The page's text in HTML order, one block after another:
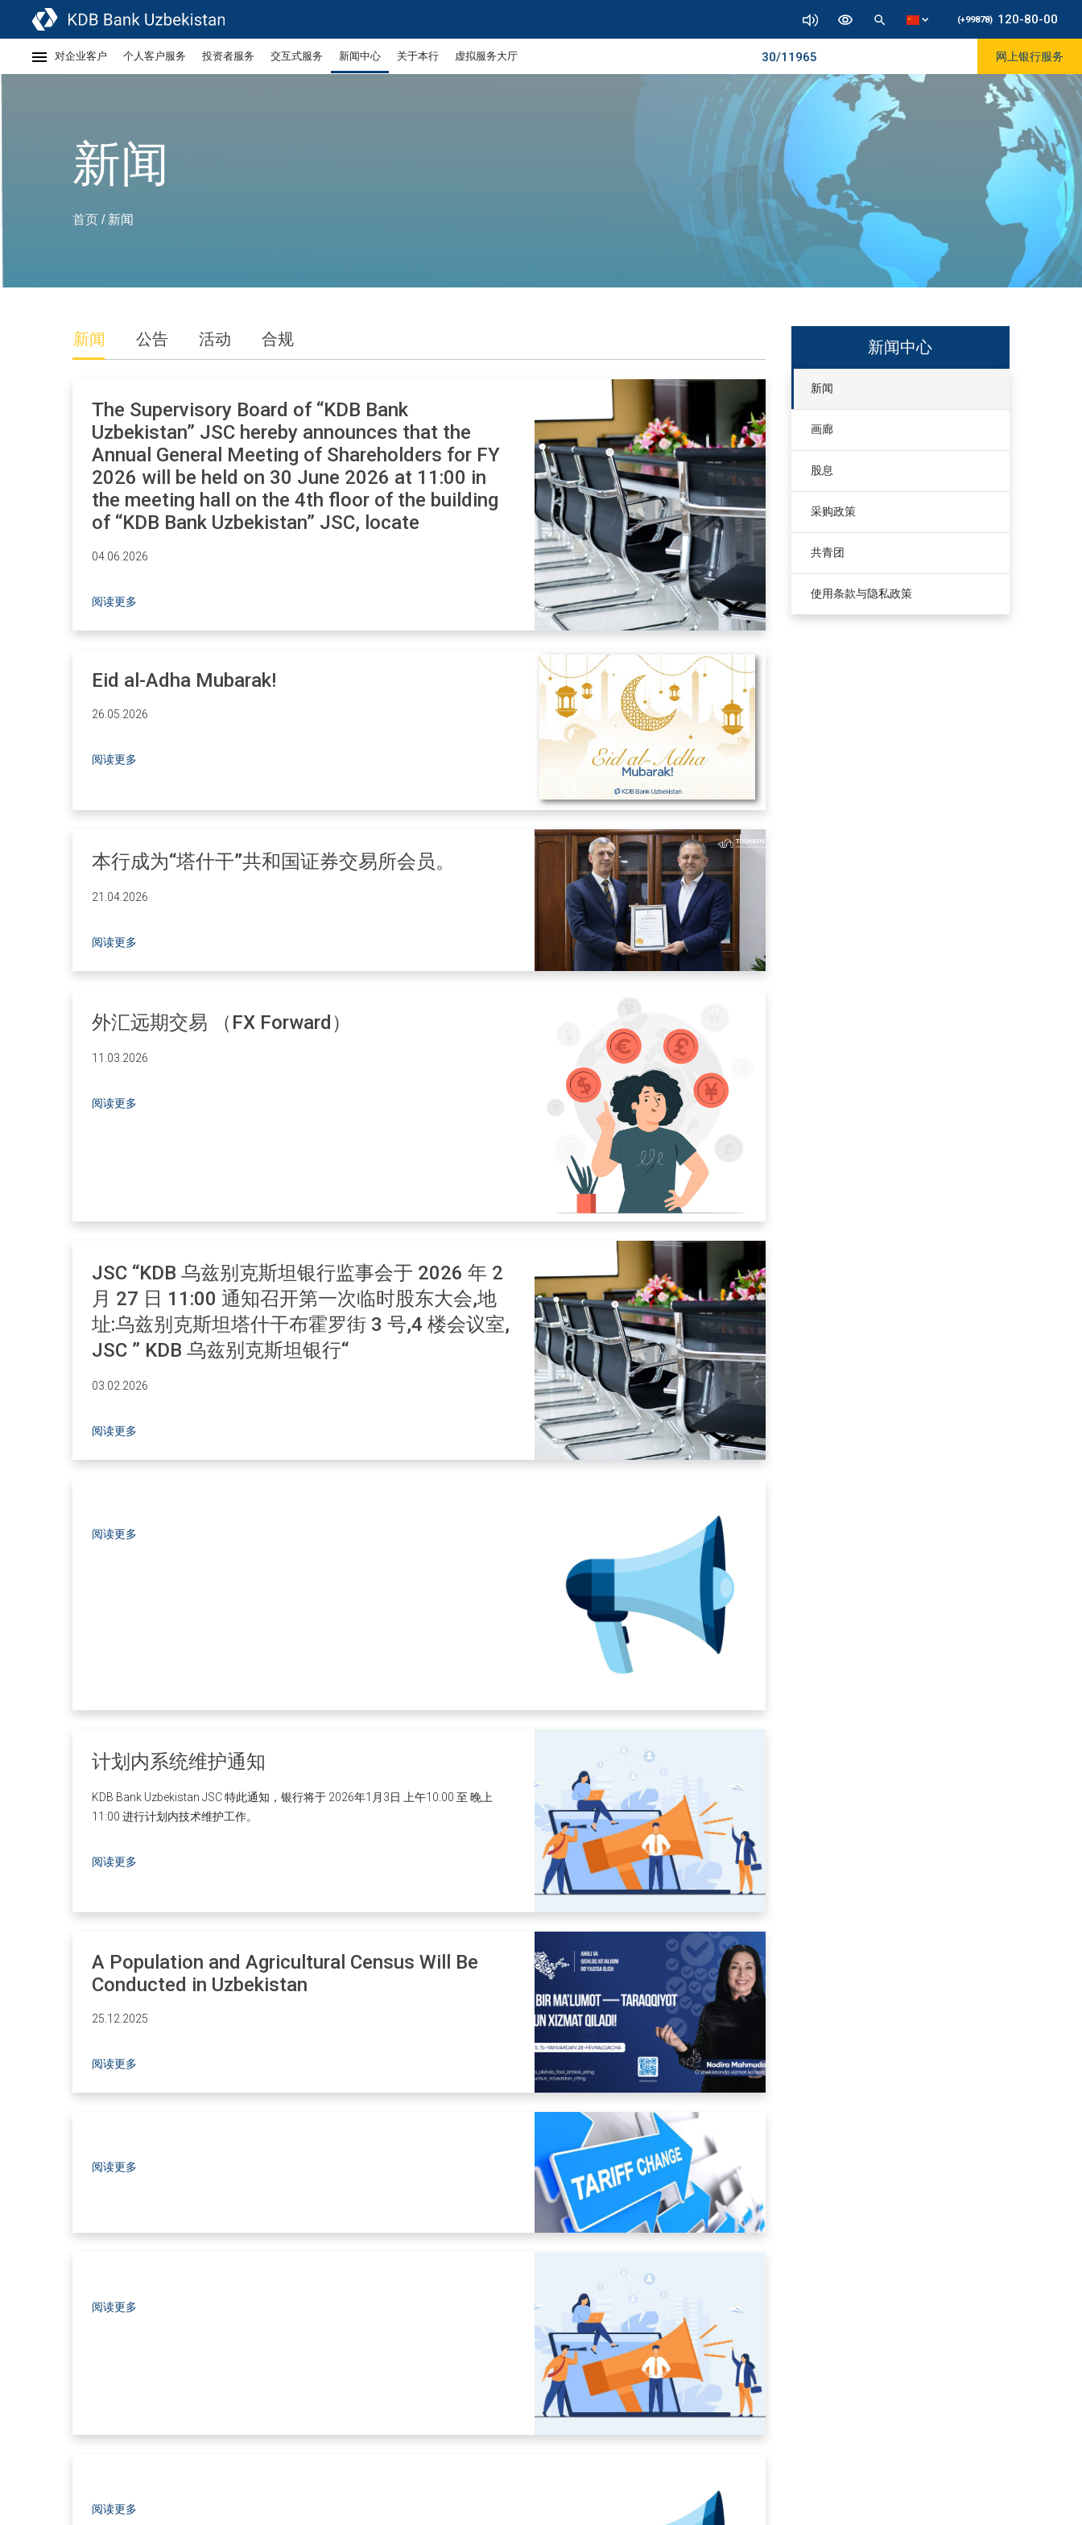
(+99878) 120-80-00
对企业客户 个人客户服务 投资者服务 交互式服务 新闻中心 关于本行 虚拟服务大厅 11830/11965 网上银行服务
新闻
首页 / 新闻
新闻 公告 活动 合规
The Supervisory Board of “KDB Bank
Uzbekistan” JSC hereby announces that the
Annual General Meeting of Shareholders for FY
2026 will be held on 30 June 2026 at 11:00 in
the meeting hall on the 4th floor of the building
of “KDB Bank Uzbekistan” JSC, locate
04.06.2026
阅读更多
Eid al-Adha Mubarak!
26.05.2026
阅读更多
本行成为“塔什干”共和国证券交易所会员。
21.04.2026
阅读更多
外汇远期交易 （FX Forward）
11.03.2026
阅读更多
JSC “KDB 乌兹别克斯坦银行监事会于 2026 年 2
月 27 日 11:00 通知召开第一次临时股东大会,地
址:乌兹别克斯坦塔什干布霍罗街 3 号,4 楼会议室,
JSC ” KDB 乌兹别克斯坦银行“
03.02.2026
阅读更多
阅读更多
计划内系统维护通知
KDB Bank Uzbekistan JSC 特此通知，银行将于 2026年1月3日 上午10:00 至 晚上
11:00 进行计划内技术维护工作。
阅读更多
A Population and Agricultural Census Will Be
Conducted in Uzbekistan
25.12.2025
阅读更多
阅读更多
阅读更多
阅读更多
新闻中心
新闻
画廊
股息
采购政策
共青团
使用条款与隐私政策